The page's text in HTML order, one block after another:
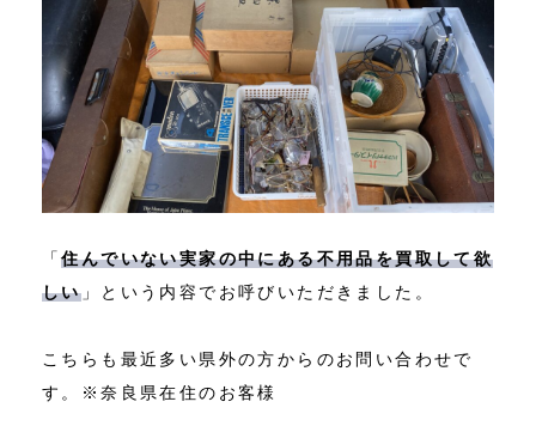
「住んでいない実家の中にある不用品を買取して欲
しい」という内容でお呼びいただきました。
こちらも最近多い県外の方からのお問い合わせで
す。※奈良県在住のお客様